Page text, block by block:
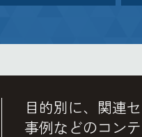
目的別に、関連
事例などのコン